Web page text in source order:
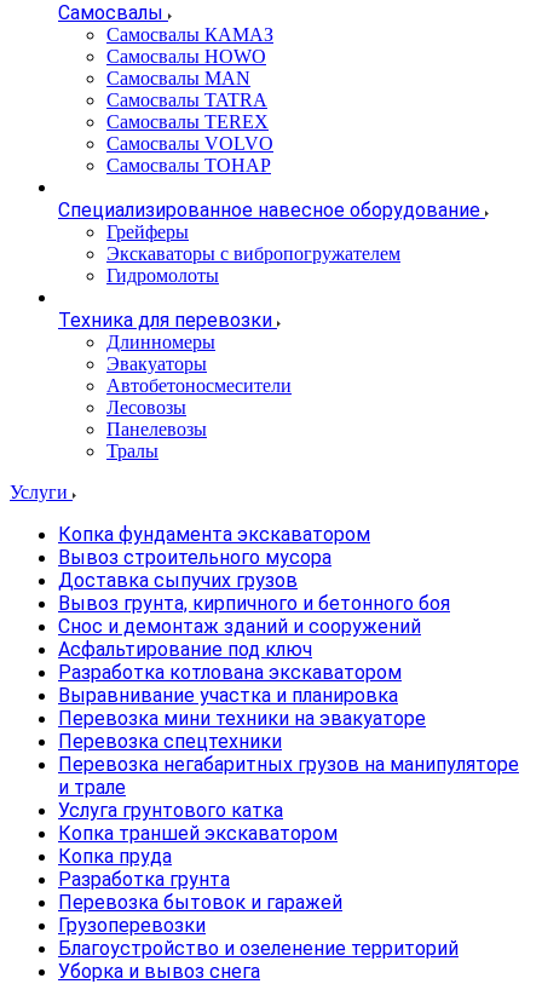
Самосвалы
Самосвалы КАМАЗ
Самосвалы HOWO
Самосвалы MAN
Самосвалы TATRA
Самосвалы TEREX
Самосвалы VOLVO
Самосвалы ТОНАР
Специализированное навесное оборудование
Грейферы
Экскаваторы с вибропогружателем
Гидромолоты
Техника для перевозки
Длинномеры
Эвакуаторы
Автобетоносмесители
Лесовозы
Панелевозы
Тралы
Услуги
Копка фундамента экскаватором
Вывоз строительного мусора
Доставка сыпучих грузов
Вывоз грунта, кирпичного и бетонного боя
Снос и демонтаж зданий и сооружений
Асфальтирование под ключ
Разработка котлована экскаватором
Выравнивание участка и планировка
Перевозка мини техники на эвакуаторе
Перевозка спецтехники
Перевозка негабаритных грузов на манипуляторе
и трале
Услуга грунтового катка
Копка траншей экскаватором
Копка пруда
Разработка грунта
Перевозка бытовок и гаражей
Грузоперевозки
Благоустройство и озеленение территорий
Уборка и вывоз снега